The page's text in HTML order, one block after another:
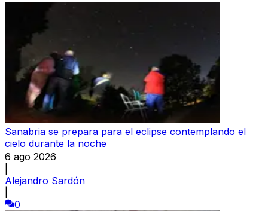
Sanabria se prepara para el eclipse contemplando el
cielo durante la noche
6 ago 2026
Alejandro Sardón
0